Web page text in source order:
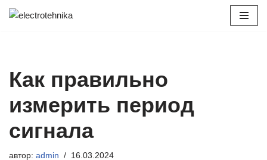
Как правильно
измерить период
сигнала
автор: admin 16.03.2024